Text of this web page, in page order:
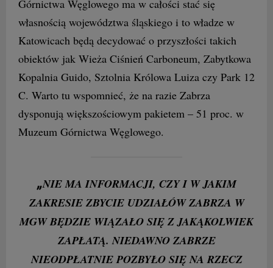
Górnictwa Węglowego ma w całości stać się
własnością województwa śląskiego i to władze w
Katowicach będą decydować o przyszłości takich
obiektów jak Wieża Ciśnień Carboneum, Zabytkowa
Kopalnia Guido, Sztolnia Królowa Luiza czy Park 12
C. Warto tu wspomnieć, że na razie Zabrza
dysponują większościowym pakietem – 51 proc. w
Muzeum Górnictwa Węglowego.
„NIE MA INFORMACJI, CZY I W JAKIM
ZAKRESIE ZBYCIE UDZIAŁÓW ZABRZA W
MGW BĘDZIE WIĄZAŁO SIĘ Z JAKĄKOLWIEK
ZAPŁATĄ. NIEDAWNO ZABRZE
NIEODPŁATNIE POZBYŁO SIĘ NA RZECZ